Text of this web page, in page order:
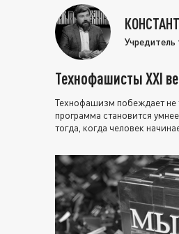
Учредитель
Технофашисты XXI
Технофашизм побеждает не
программа становится
тогда, когда человек